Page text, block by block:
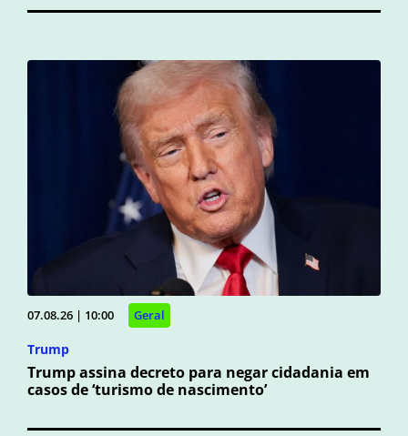
07.08.26 | 10:00 Geral
Trump
Trump assina decreto para negar cidadania em
casos de ‘turismo de nascimento’